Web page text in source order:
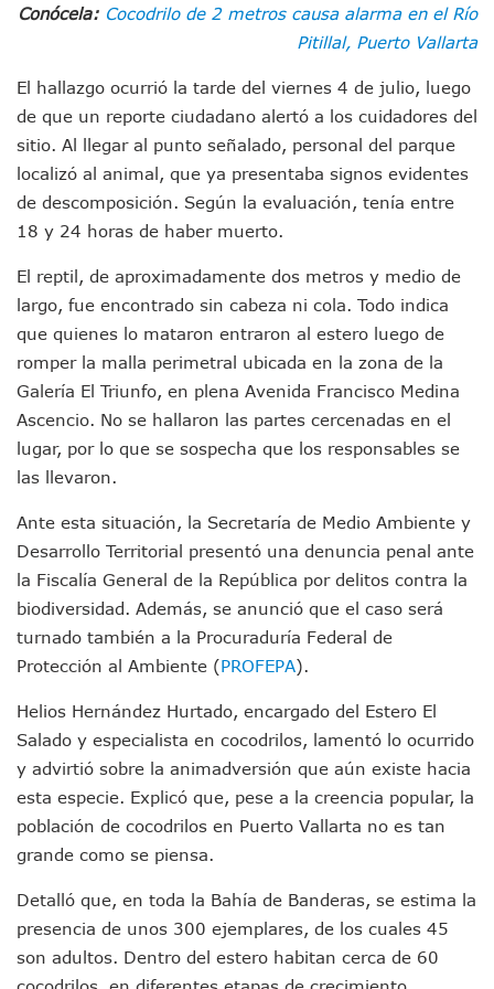
Morenistas Imparten Taller En Puerto Vallarta
CEDHJ Señala Violaciones A Derechos De Víctima De
Maleza Crece En Camellones De La Principal Avenida
Lluvias E Inundaciones No Detienen El Transporte Público
Entregan Aparato Auditivo A Don Juan Ramírez En Puerto
Juan Carlos Castro Realiza Asamblea Informativa En La
Huracán En Formación Podría Generar Oleaje Elevado En
Viajar A Puerto Vallarta Este Verano Puede Costar Hasta
Plantean “Ley Don Juanito” Al Diputado Federal Bruno
Vecinos De La Playita Reciben A Juan Carlos Castro
Asesinan En Oaxaca Al Periodista Francisco Alejandro
Yussara Canales Pide Transparencia Sobre Nuevo
Adultos Mayores De Ixtapa Tendrán Una “Casa De Día”
Mujeres Recorren Calles De Ixtapa Para Identificar
Bruno Blancas Convoca A Mesa De Análisis Para La
Playa Las Cocinas: Retiran Concesión Y Anuncian Plan De
Dr. Álvarez Zayas Dirige Plan De Salud Animal Y
Por Desaparición Forzada, Expolicías De Nayarit
“El Mayo” Zambada Es Condenado A Morir En Prisión En
Orgullo Vallartense: Zhoemí Luévanos Competirá En El
Brigada Forense Brindará Atención A Familias De
Vecinos De Vallarta 500 Exponen Queja De Vialidades A
Joven Esgrimista De Puerto Vallarta Asegura Lugar En El
Llegan Camiones “oruga” A Puerto Vallarta Con
Coordinan Operativo Para Las Tradicionales Paseadas
Monzón Mexicano Causará Lluvias Muy Fuertes En
Acusado De Homicidio En El Tuito Permanecerá Un Año
Descartan Riesgo De Tsunami Para Puerto Vallarta Tras
Donald Trump Asistirá A La Final Del Mundial 2026 Entre
Arranca Copa México De Clavados Zapopan 2026 En El
Munguía Analiza Pedir 100 MDP De Adelanto De
Bomberas De Vallarta Asistirán A Simposio Internacional
Región Sanitaria VIII Activa Programa Para Menores Con
Conócela: Cocodrilo de 2 metros causa alarma en el Río
Pitillal, Puerto Vallarta
El hallazgo ocurrió la tarde del viernes 4 de julio, luego
de que un reporte ciudadano alertó a los cuidadores del
sitio. Al llegar al punto señalado, personal del parque
localizó al animal, que ya presentaba signos evidentes
de descomposición. Según la evaluación, tenía entre
18 y 24 horas de haber muerto.
El reptil, de aproximadamente dos metros y medio de
largo, fue encontrado sin cabeza ni cola. Todo indica
que quienes lo mataron entraron al estero luego de
romper la malla perimetral ubicada en la zona de la
Galería El Triunfo, en plena Avenida Francisco Medina
Ascencio. No se hallaron las partes cercenadas en el
lugar, por lo que se sospecha que los responsables se
las llevaron.
Ante esta situación, la Secretaría de Medio Ambiente y
Desarrollo Territorial presentó una denuncia penal ante
la Fiscalía General de la República por delitos contra la
biodiversidad. Además, se anunció que el caso será
turnado también a la Procuraduría Federal de
Protección al Ambiente (PROFEPA).
Helios Hernández Hurtado, encargado del Estero El
Salado y especialista en cocodrilos, lamentó lo ocurrido
y advirtió sobre la animadversión que aún existe hacia
esta especie. Explicó que, pese a la creencia popular, la
población de cocodrilos en Puerto Vallarta no es tan
grande como se piensa.
Detalló que, en toda la Bahía de Banderas, se estima la
presencia de unos 300 ejemplares, de los cuales 45
son adultos. Dentro del estero habitan cerca de 60